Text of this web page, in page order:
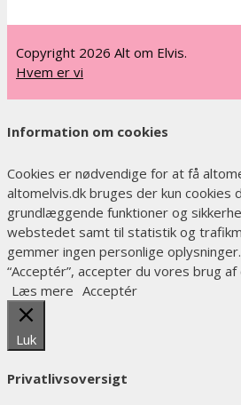
Copyright 2026 Alt om Elvis.
Hvem er vi
Information om cookies
Cookies er nødvendige for at få
altomelvis.dk bruges der kun cookies
grundlæggende funktioner og
webstedet samt til statistik og
gemmer ingen personlige
“Acceptér”, accepter du vores brug af
Læs mere Acceptér
Luk
Privatlivsoversigt